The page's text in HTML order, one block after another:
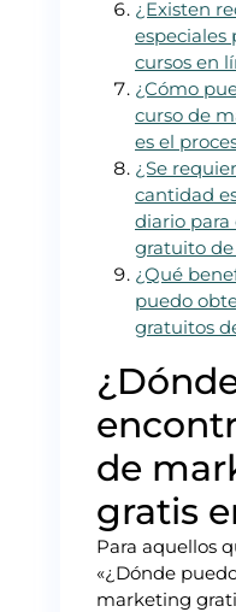
¿Existen
especiales
cursos en
¿Cómo
curso de
es el
¿Se
cantidad
diario
gratuito
¿Qué
puedo
gratuitos
de
gratis
Para aquellos
«¿Dónde
marketing